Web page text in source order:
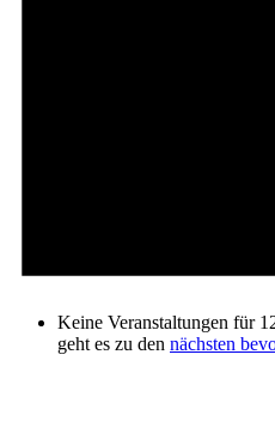
Keine Veranstaltungen für
geht es zu den nächsten